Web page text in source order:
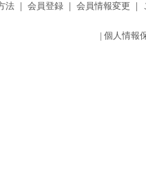
法 ｜ 会員登録 ｜ 会員情報変更 ｜
| 個人情報